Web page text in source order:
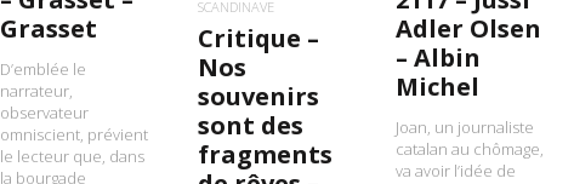
Grasset
D’emblée le
narrateur,
observateur
omniscient, prévient
le lecteur que, dans
la bourgade
Adler Olsen
– Albin
Michel
Joan, un journaliste
catalan au chômage,
va avoir l’idée de
SCANDINAVE
Critique –
Nos
souvenirs
sont des
fragments